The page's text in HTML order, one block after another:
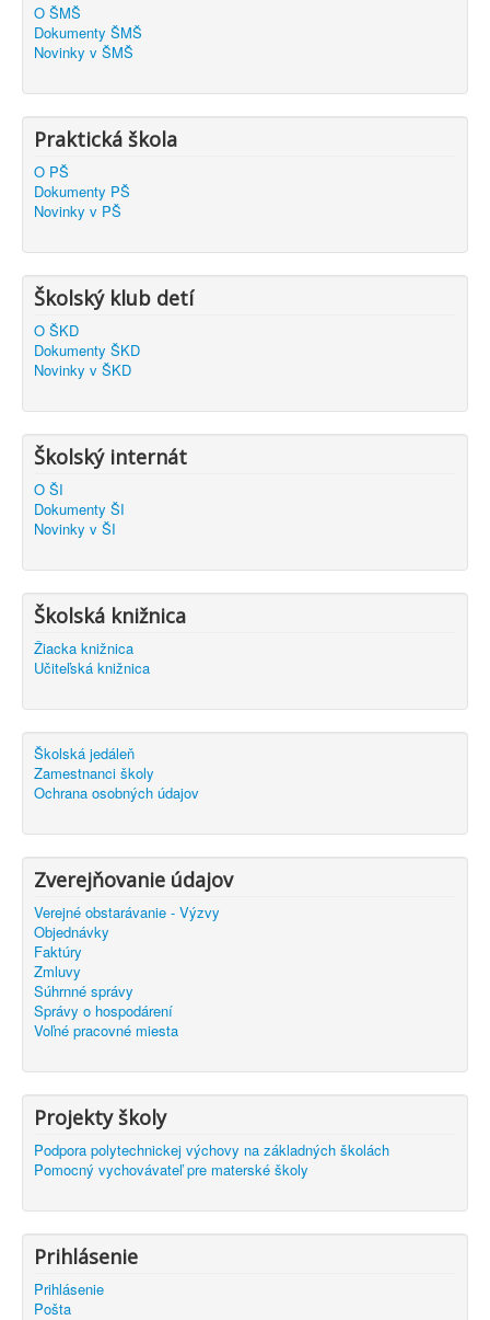
O ŠMŠ
Dokumenty ŠMŠ
Novinky v ŠMŠ
Praktická škola
O PŠ
Dokumenty PŠ
Novinky v PŠ
Školský klub detí
O ŠKD
Dokumenty ŠKD
Novinky v ŠKD
Školský internát
O ŠI
Dokumenty ŠI
Novinky v ŠI
Školská knižnica
Žiacka knižnica
Učiteľská knižnica
Školská jedáleň
Zamestnanci školy
Ochrana osobných údajov
Zverejňovanie údajov
Verejné obstarávanie - Výzvy
Objednávky
Faktúry
Zmluvy
Súhrnné správy
Správy o hospodárení
Voľné pracovné miesta
Projekty školy
Podpora polytechnickej výchovy na základných školách
Pomocný vychovávateľ pre materské školy
Prihlásenie
Prihlásenie
Pošta